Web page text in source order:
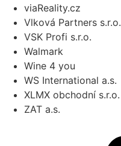
viaReality.cz
Vlková Partners s.r.o.
VSK Profi s.r.o.
Walmark
Wine 4 you
WS International a.s.
XLMX obchodní s.r.o.
ZAT a.s.